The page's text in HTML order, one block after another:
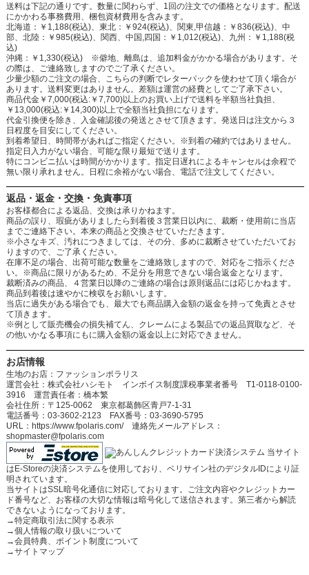
送料は下記の通りです。数量に関わらず、1回の注文での価格となります。配送
にかかわる事務費用、梱包資材費用を含みます。
北海道：￥1,188(税込)、東北：￥924(税込)、関東,甲信越：￥836(税込)、中
部、北陸：￥985(税込)、関西、中国,四国：￥1,012(税込)、九州：￥1,188(税
込)
沖縄：￥1,330(税込) ※僻地、離島は、追加料金がかかる場合があります。そ
の際は、ご連絡致しますのでご了承ください。
少量少額のご注文の場合、こちらの判断でレターパックを使わせて頂く場合が
あります。送料変更はありません。差額は運営の経費としてご了承下さい。
商品代金￥7,000(税込:￥7,700)以上のお買い上げで送料を半額当社負担、
￥13,000(税込:￥14,300)以上で全額当社負担になります。
代金引換便を除き、入金確認後の発送とさせて頂きます。発送日は注文から３
日程度を目安にしてください。
到着希望日、時間帯があればご指定ください。※到着の確約ではありません。
指定日入力がない場合、可能な限り最短で送ります。
特にコンビニ払いは時間がかかります。指定日遅れによるキャンセルは余程で
無い限り承れません。日程に余裕がない場合、電話で注文してください。
返品・返金・交換・免責事項
お客様都合による返品、交換は承りかねます。
商品の誤り、瑕疵がありましたら到着後３営業日以内に、裁断・使用前に当店
までご連絡下さい。本来の商品と交換させていただきます。
※小さなキズ、汚れにつきましては、その分、多めに裁断させていただいてお
りますので、ご了承ください。
在庫不足の場合、出荷可能な数量をご連絡致しますので、対応をご指示くださ
い。※商品に限りがあるため、不足分を用意できない場合返金となります。
裁断済みの商品、４営業日以降のご連絡の場合は原則返品には応じかねます。
商品到着後は速やかに検収をお願いします。
当店に過失がある場合でも、最大でも商品購入金額の返金を持って免責とさせ
て頂きます。
※例として販売機会の損失補てん、クレームによる製品での返品買取など、そ
の他いかなる事項にもに購入金額の返金以上に対応できません。
お店情報
生地のお店：ファッションポラリス
運営会社：株式会社ハシモト インボイス制度課税事業者番号 T1-0118-0100-
3916 運営責任者：橋本繁
会社住所：〒125-0062 東京都葛飾区青戸7-1-31
電話番号：03-3602-2123 FAX番号：03-3690-5795
URL：https://www.fpolaris.com/ 連絡先メールアドレス：
shopmaster@fpolaris.com
当サイト
はE-Storeの決済システムを使用しており、ベリサイン社のデジタルIDにより証
明されています。
当サイトはSSL暗号化通信に対応しております。ご注文内容やクレジットカー
ド番号など、お客様の大切な情報は暗号化して送信されます。第三者から解読
できないようになっております。
→特定商取引法に関する表示
→個人情報の取り扱いについて
→会員特典、ポイント制度について
→サイトマップ